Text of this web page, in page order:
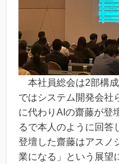
本社員総会は2部構
ではシステム開発会社
に代わりAIの齋藤が登
るで本人のように回答
登壇した齋藤はアスノ
業になる」という展望